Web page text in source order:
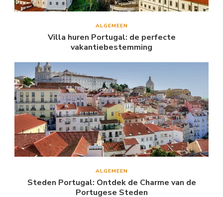
ALGEMEEN
Villa huren Portugal: de perfecte
vakantiebestemming
ALGEMEEN
Steden Portugal: Ontdek de Charme van de
Portugese Steden